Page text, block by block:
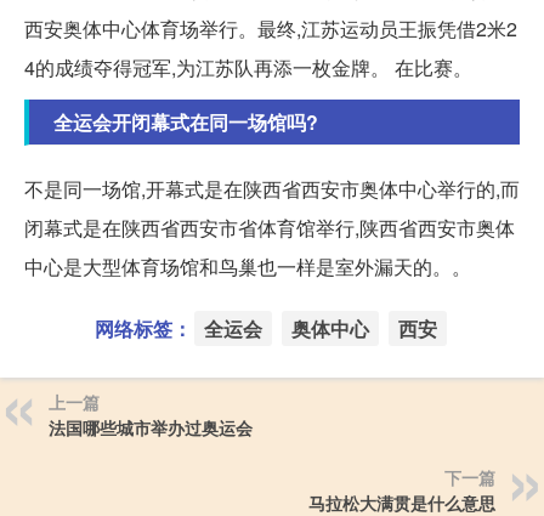
西安奥体中心体育场举行。最终,江苏运动员王振凭借2米2
4的成绩夺得冠军,为江苏队再添一枚金牌。 在比赛。
全运会开闭幕式在同一场馆吗?
不是同一场馆,开幕式是在陕西省西安市奥体中心举行的,而
闭幕式是在陕西省西安市省体育馆举行,陕西省西安市奥体
中心是大型体育场馆和鸟巢也一样是室外漏天的。。
网络标签： 全运会 奥体中心 西安
上一篇
法国哪些城市举办过奥运会
下一篇
马拉松大满贯是什么意思